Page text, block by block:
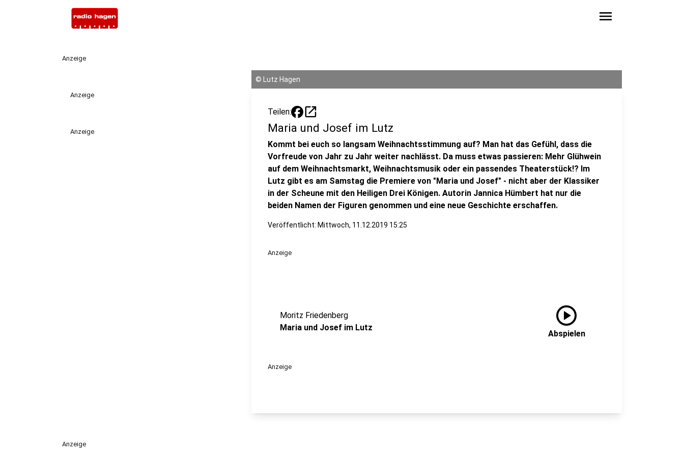
menu
Anzeige
Anzeige
Anzeige
© Lutz Hagen
Teilen: open_in_new
Maria und Josef im Lutz
Kommt bei euch so langsam Weihnachtsstimmung auf? Man hat das Gefühl, dass die
Vorfreude von Jahr zu Jahr weiter nachlässt. Da muss etwas passieren: Mehr Glühwein
auf dem Weihnachtsmarkt, Weihnachtsmusik oder ein passendes Theaterstück!? Im
Lutz gibt es am Samstag die Premiere von "Maria und Josef" - nicht aber der Klassiker
in der Scheune mit den Heiligen Drei Königen. Autorin Jannica Hümbert hat nur die
beiden Namen der Figuren genommen und eine neue Geschichte erschaffen.
Veröffentlicht: Mittwoch, 11.12.2019 15:25
Anzeige
Moritz Friedenberg
Maria und Josef im Lutz
play_circle
Abspielen
Anzeige
Anzeige